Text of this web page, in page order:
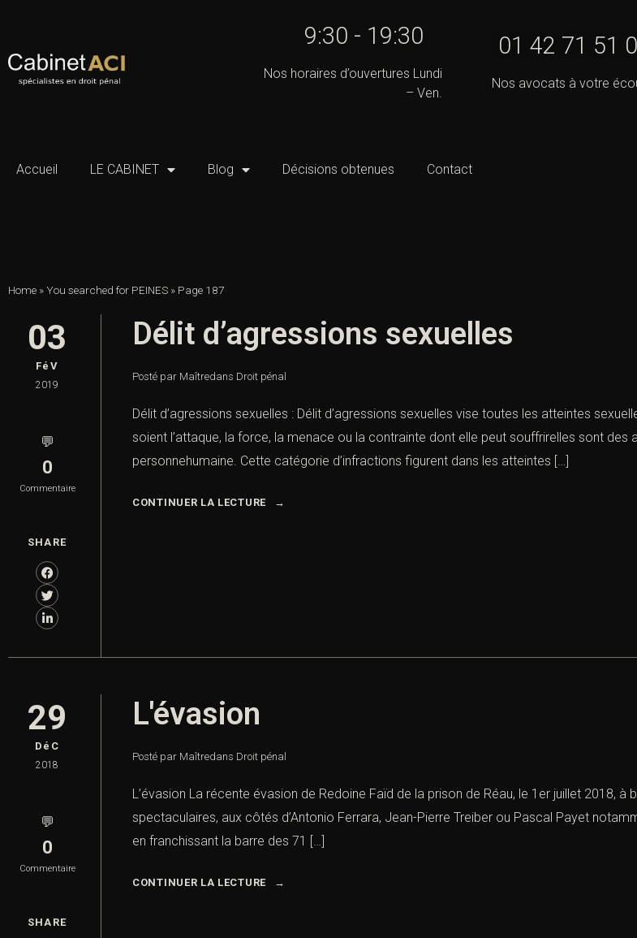
9:30 - 19:30
Nos horaires d’ouvertures Lundi
– Ven.
01 42 71 51
Nos avocats à votre
Accueil LE CABINET Blog Décisions obtenues Contact
Home »You searched for PEINES » Page 187
03
FéV
2019
💬
0
Commentaire
SHARE
Délit d’agressions sexuelles
Posté par Maîtredans Droit pénal
Délit d’agressions sexuelles : Délit d’agressions sexuelles vise toutes les atteintes
soient l’attaque, la force, la menace ou la contrainte dont elle peut souffrirelles sont
personnehumaine. Cette catégorie d’infractions figurent dans les atteintes […]
CONTINUER LA LECTURE
29
DéC
2018
💬
0
Commentaire
SHARE
L'évasion
Posté par Maîtredans Droit pénal
L’évasion La récente évasion de Redoine Faïd de la prison de Réau, le 1er juillet 2018,
spectaculaires, aux côtés d’Antonio Ferrara, Jean-Pierre Treiber ou Pascal Payet
en franchissant la barre des 71 […]
CONTINUER LA LECTURE